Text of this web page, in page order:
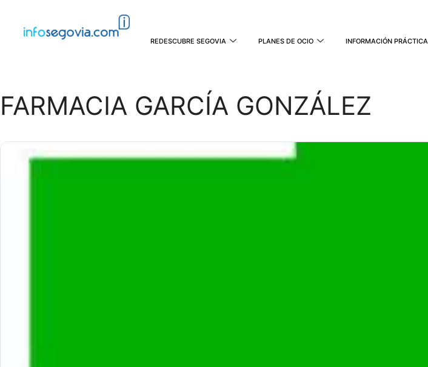
REDESCUBRE SEGOVIA PLANES DE OCIO INFORMACIÓN PRÁCTICA
FARMACIA GARCÍA GONZÁLEZ